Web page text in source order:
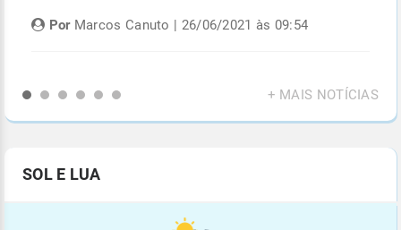
PorMarcos Canuto | 26/06/2021 às 09:54
+ MAIS NOTÍCIAS
SOL E LUA